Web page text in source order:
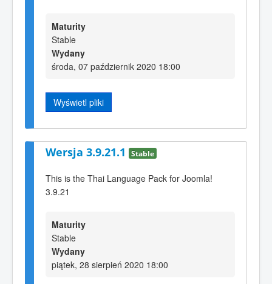
Maturity
Stable
Wydany
środa, 07 październik 2020 18:00
Wyświetl pliki
Wersja 3.9.21.1 Stable
This is the Thai Language Pack for Joomla!
3.9.21
Maturity
Stable
Wydany
piątek, 28 sierpień 2020 18:00